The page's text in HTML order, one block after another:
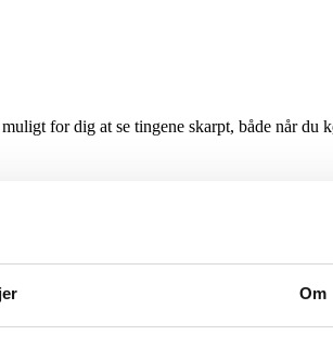
Om
for dig at se tingene skarpt, både når
Presbyopi melder typisk sin ankomst i
på presbyopi er ofte kendetegnet ved